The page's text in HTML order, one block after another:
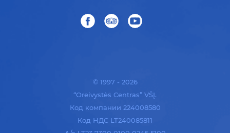
© 1997 - 2026
“Oreivystės Centras” VŠĮ.
Код компании 224008580
Код НДС LT240085811